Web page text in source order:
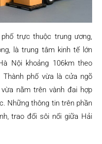
trực thuộc trung ương,
là trung tâm kinh tế lớn
Nội khoảng 106km theo
Thành phố vừa là cửa ngõ
nằm trên vành đai hợp
Những thông tin trên phần
trao đổi sôi nổi giữa Hải